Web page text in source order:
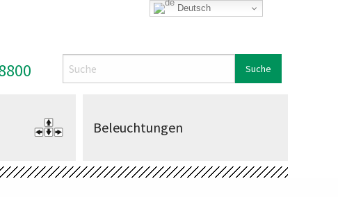
Beleuchtungen
Deutsch